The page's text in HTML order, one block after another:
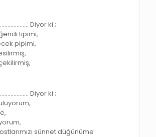
Diyor ki ;
tipimi,
pipimi,
Diyor ki ;
sünnet düğünüme